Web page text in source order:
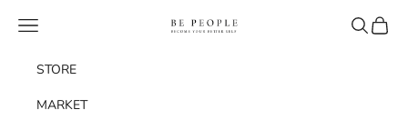
bepeople.co
Menü Ara Sepet
STORE
MARKET